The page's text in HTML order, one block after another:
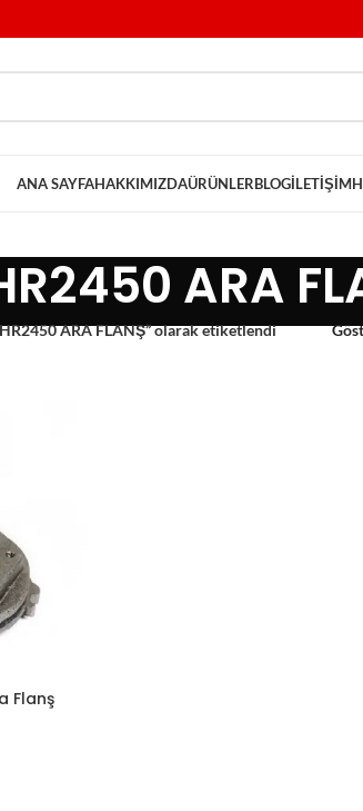
ANA SAYFAHAKKIMIZDAÜRÜNLERBLOGİLETIŞIM
ARA
ARA FLANŞ” olarak etiketlendi
Flanş